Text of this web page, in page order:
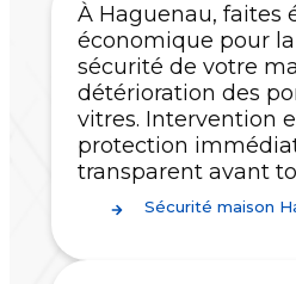
À Haguenau, faites
économique pour
sécurité de votre
détérioration des
vitres. Intervention
protection
transparent avant
Sécurité maison